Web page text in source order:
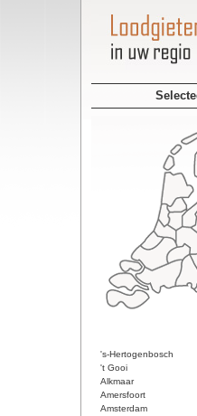
's-Hertogenbosch
't Gooi
Alkmaar
Amersfoort
Amsterdam